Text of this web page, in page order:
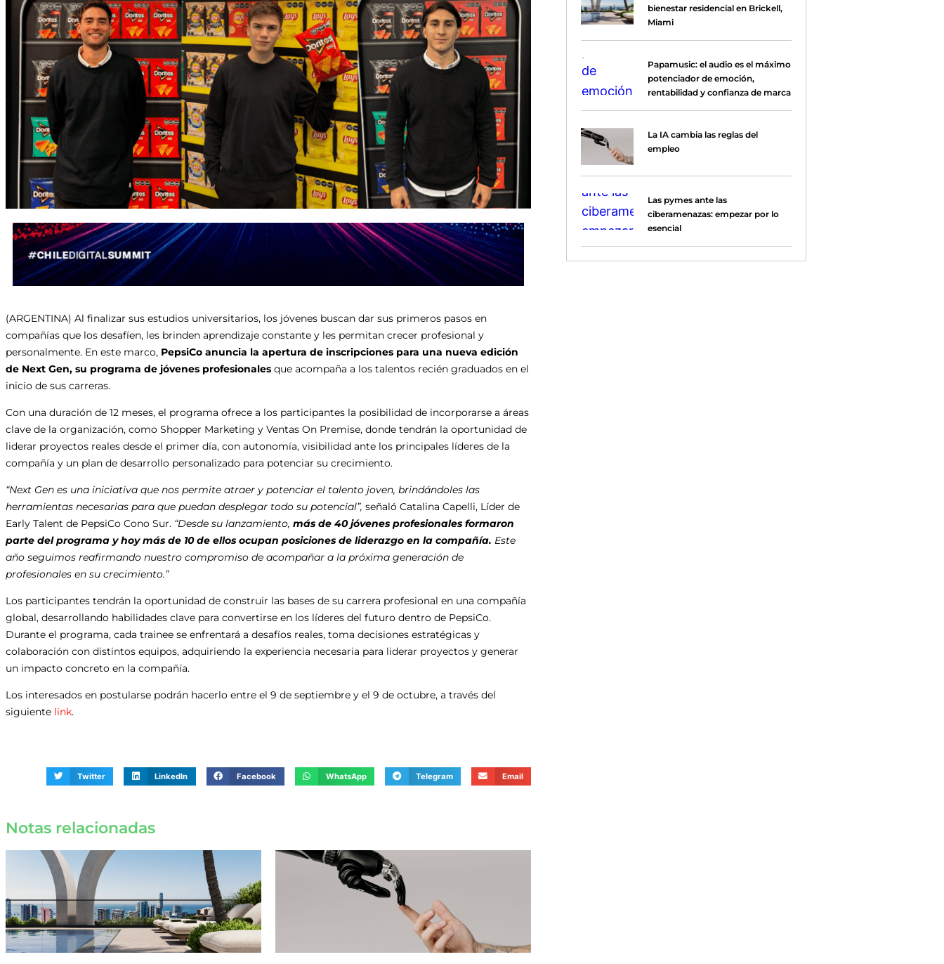
(ARGENTINA) Al finalizar sus estudios universitarios, los jóvenes buscan dar sus primeros pasos en
compañías que los desafíen, les brinden aprendizaje constante y les permitan crecer profesional y
personalmente. En este marco, PepsiCo anuncia la apertura de inscripciones para una nueva edición
de Next Gen, su programa de jóvenes profesionales que acompaña a los talentos recién graduados en el
inicio de sus carreras.
Con una duración de 12 meses, el programa ofrece a los participantes la posibilidad de incorporarse a áreas
clave de la organización, como Shopper Marketing y Ventas On Premise, donde tendrán la oportunidad de
liderar proyectos reales desde el primer día, con autonomía, visibilidad ante los principales líderes de la
compañía y un plan de desarrollo personalizado para potenciar su crecimiento.
“Next Gen es una iniciativa que nos permite atraer y potenciar el talento joven, brindándoles las
herramientas necesarias para que puedan desplegar todo su potencial”, señaló Catalina Capelli, Líder de
Early Talent de PepsiCo Cono Sur. “Desde su lanzamiento, más de 40 jóvenes profesionales formaron
parte del programa y hoy más de 10 de ellos ocupan posiciones de liderazgo en la compañía. Este
año seguimos reafirmando nuestro compromiso de acompañar a la próxima generación de
profesionales en su crecimiento.”
Los participantes tendrán la oportunidad de construir las bases de su carrera profesional en una compañía
global, desarrollando habilidades clave para convertirse en los líderes del futuro dentro de PepsiCo.
Durante el programa, cada trainee se enfrentará a desafíos reales, toma decisiones estratégicas y
colaboración con distintos equipos, adquiriendo la experiencia necesaria para liderar proyectos y generar
un impacto concreto en la compañía.
Los interesados en postularse podrán hacerlo entre el 9 de septiembre y el 9 de octubre, a través del
siguiente link.
Twitter LinkedIn Facebook WhatsApp Telegram Email
Notas relacionadas
bienestar residencial en Brickell,
Miami
Papamusic: el audio es el máximo
potenciador de emoción,
rentabilidad y confianza de marca
La IA cambia las reglas del
empleo
Las pymes ante las
ciberamenazas: empezar por lo
esencial